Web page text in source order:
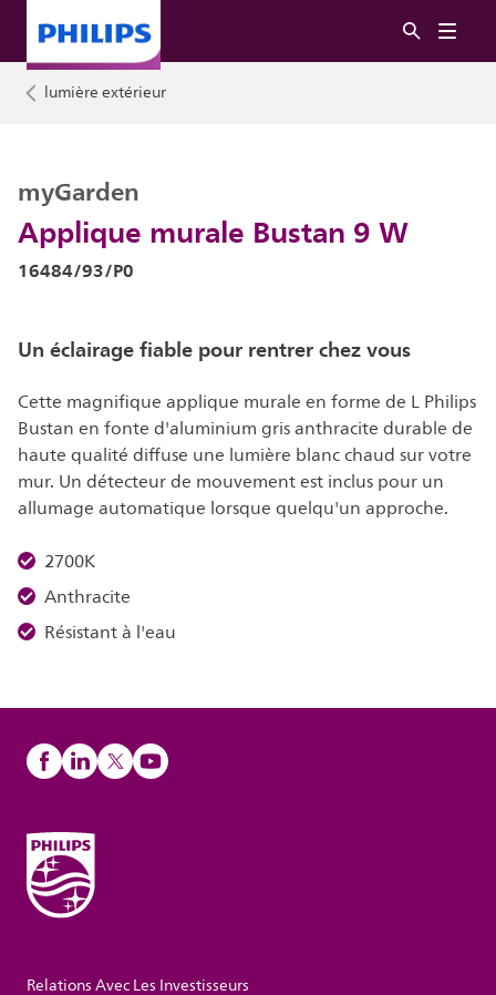
lumière extérieur
Applique murale Bustan 9 W
myGarden
16484/93/P0
Un éclairage fiable pour rentrer chez vous
Cette magnifique applique murale en forme de L Philips
Bustan en fonte d'aluminium gris anthracite durable de
haute qualité diffuse une lumière blanc chaud sur votre
mur. Un détecteur de mouvement est inclus pour un
allumage automatique lorsque quelqu'un approche.
2700K
Anthracite
Résistant à l'eau
Relations Avec Les Investisseurs